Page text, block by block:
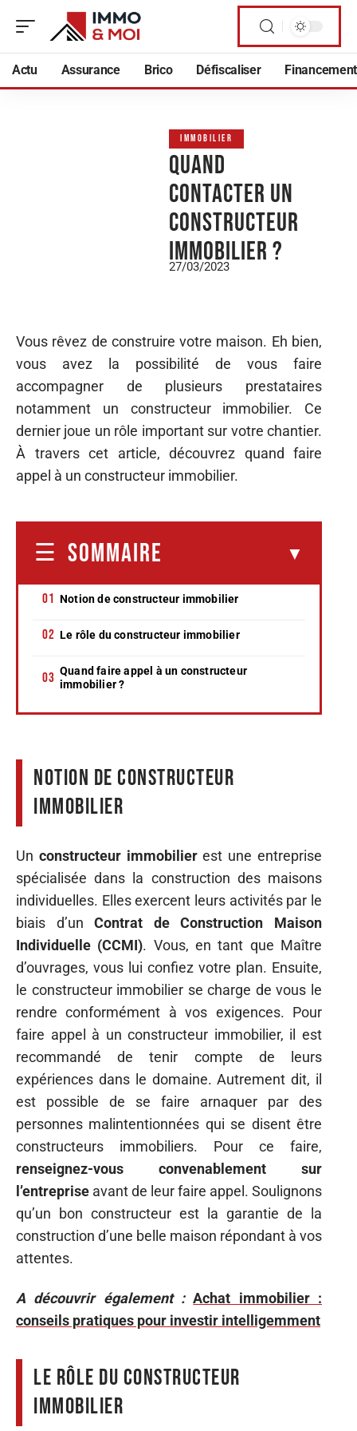
Actu Assurance Brico Défiscaliser Financement
IMMOBILIER
Quand
contacter un
constructeur
immobilier ?
27/03/2023
Vous rêvez de construire votre maison. Eh bien,
vous avez la possibilité de vous faire
accompagner de plusieurs prestataires
notamment un constructeur immobilier. Ce
dernier joue un rôle important sur votre chantier.
À travers cet article, découvrez quand faire
appel à un constructeur immobilier.
SOMMAIRE
Notion de constructeur immobilier
Le rôle du constructeur immobilier
Quand faire appel à un constructeur
immobilier ?
Notion de constructeur
immobilier
Un constructeur immobilierest une entreprise
spécialisée dans la construction des maisons
individuelles. Elles exercent leurs activités par le
biais d’unContrat de Construction Maison
Individuelle (CCMI). Vous, en tant que Maître
d’ouvrages, vous lui confiez votre plan. Ensuite,
le constructeur immobilier se charge de vous le
rendre conformément à vos exigences. Pour
faire appel à un constructeur immobilier, il est
recommandé de tenir compte de leurs
expériences dans le domaine. Autrement dit, il
est possible de se faire arnaquer par des
personnes malintentionnées qui se disent être
constructeurs immobiliers. Pour ce faire,
renseignez-vous convenablement sur
l’entreprise avant de leur faire appel. Soulignons
qu’un bon constructeur est la garantie de la
construction d’une belle maison répondant à vos
attentes.
A découvrir également : Achat immobilier :
conseils pratiques pour investir intelligemment
Le rôle du constructeur
immobilier